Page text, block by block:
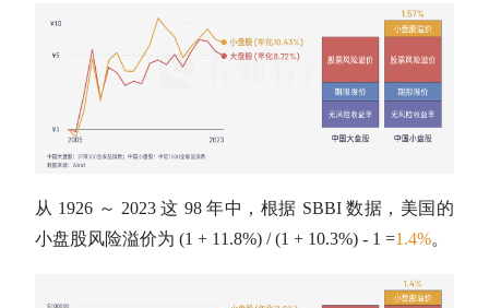
从 1926 ～ 2023 这 98 年中，根据 SBBI 数据，美国的
小盘股风险溢价为 (1 + 11.8%) / (1 + 10.3%) - 1 =1.4%。